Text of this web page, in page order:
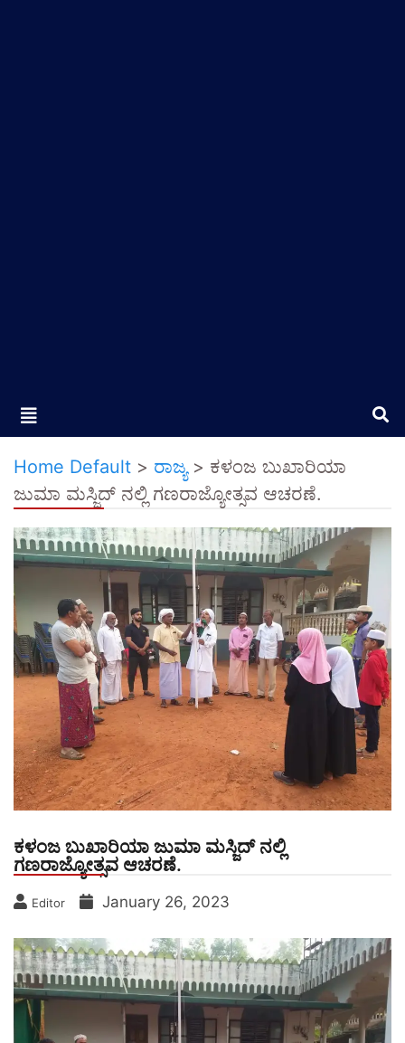
Home Default > ರಾಜ್ಯ> ಕಳಂಜ ಬುಖಾರಿಯಾ
ಜುಮಾ ಮಸ್ಜಿದ್ ನಲ್ಲಿ ಗಣರಾಜ್ಯೋತ್ಸವ ಆಚರಣೆ.
ಕಳಂಜ ಬುಖಾರಿಯಾ ಜುಮಾ ಮಸ್ಜಿದ್ ನಲ್ಲಿ
ಗಣರಾಜ್ಯೋತ್ಸವ ಆಚರಣೆ.
Editor January 26, 2023